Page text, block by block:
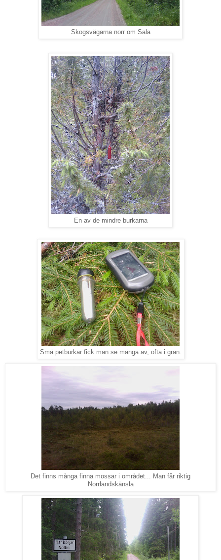
Skogsvägarna norr om Sala
En av de mindre burkarna
Små petburkar fick man se många av, ofta i gran.
Det finns många finna mossar i området... Man får riktig
Norrlandskänsla